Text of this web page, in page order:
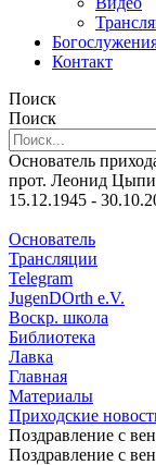
Контакт
Поиск
Поиск
Основатель
прот. Леонид
15.12.1945 -
Основатель
Трансляции
Telegram
JugenDOrth e.V.
Воскр. школа
Библиотека
Лавка
Главная
Материалы
Приходские
Поздравление с
Поздравление с